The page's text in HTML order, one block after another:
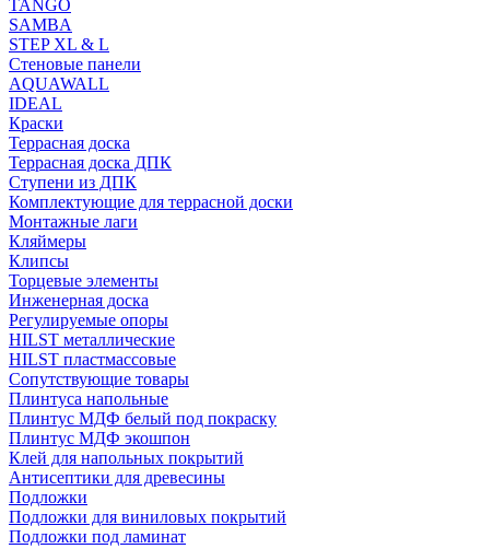
TANGO
SAMBA
STEP XL & L
Стеновые панели
AQUAWALL
IDEAL
Краски
Террасная доска
Террасная доска ДПК
Ступени из ДПК
Комплектующие для террасной доски
Монтажные лаги
Кляймеры
Клипсы
Торцевые элементы
Инженерная доска
Регулируемые опоры
HILST металлические
HILST пластмассовые
Сопутствующие товары
Плинтуса напольные
Плинтус МДФ белый под покраску
Плинтус МДФ экошпон
Клей для напольных покрытий
Антисептики для древесины
Подложки
Подложки для виниловых покрытий
Подложки под ламинат